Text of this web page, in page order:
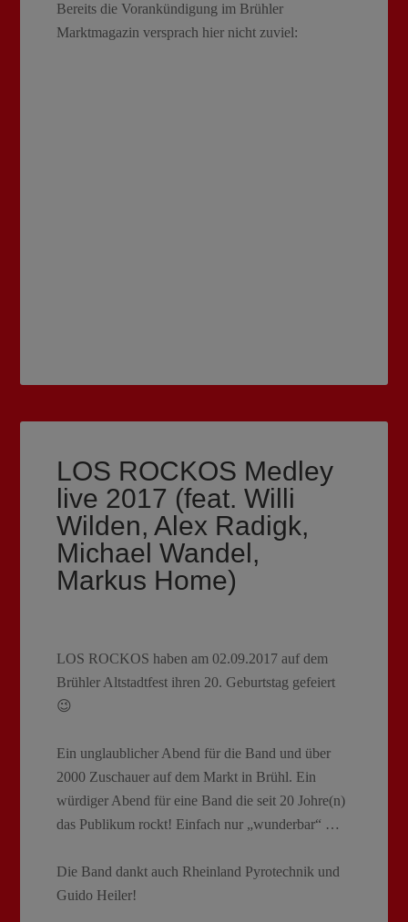
Bereits die Vorankündigung im Brühler
Marktmagazin versprach hier nicht zuviel:
LOS ROCKOS Medley
live 2017 (feat. Willi
Wilden, Alex Radigk,
Michael Wandel,
Markus Home)
LOS ROCKOS haben am 02.09.2017 auf dem
Brühler Altstadtfest ihren 20. Geburtstag gefeiert
😉
Ein unglaublicher Abend für die Band und über
2000 Zuschauer auf dem Markt in Brühl. Ein
würdiger Abend für eine Band die seit 20 Johre(n)
das Publikum rockt! Einfach nur „wunderbar“ …
Die Band dankt auch Rheinland Pyrotechnik und
Guido Heiler!